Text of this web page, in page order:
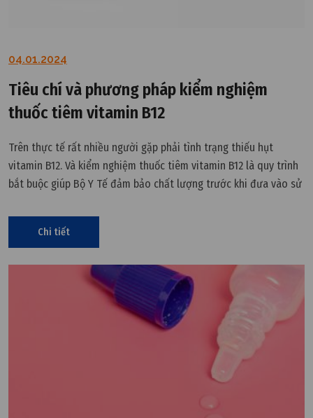
04.01.2024
Tiêu chí và phương pháp kiểm nghiệm
thuốc tiêm vitamin B12
Trên thực tế rất nhiều người gặp phải tình trạng thiếu hụt
vitamin B12. Và kiểm nghiệm thuốc tiêm vitamin B12 là quy trình
bắt buộc giúp Bộ Y Tế đảm bảo chất lượng trước khi đưa vào sử
Chi tiết